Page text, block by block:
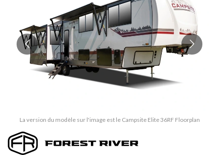
La version du modèle sur l'image est le Campsite Elite 36RF Floorplan